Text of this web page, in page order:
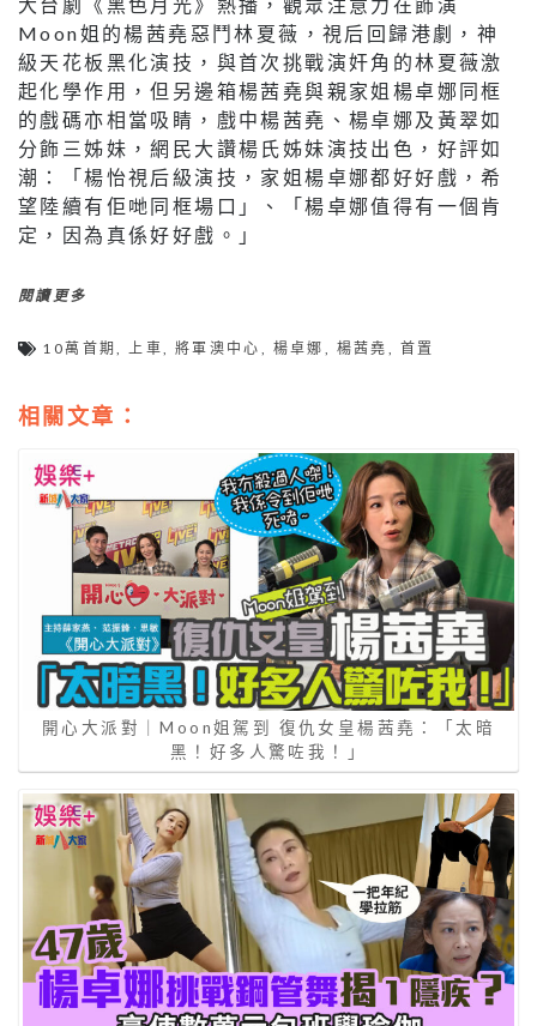
Moon姐的楊茜堯惡鬥林夏薇，視后回歸港劇，神
級天花板黑化演技，與首次挑戰演奸角的林夏薇激
起化學作用，但另邊箱楊茜堯與親家姐楊卓娜同框
的戲碼亦相當吸睛，戲中楊茜堯、楊卓娜及黃翠如
分飾三姊妹，網民大讚楊氏姊妹演技出色，好評如
潮：「楊怡視后級演技，家姐楊卓娜都好好戲，希
望陸續有佢哋同框場口」、「楊卓娜值得有一個肯
定，因為真係好好戲。」
閱讀更多
10萬首期 上車 將軍澳中心 楊卓娜 楊茜堯 首置
相關文章：
開心大派對｜Moon姐駕到 復仇女皇楊茜堯：「太暗
黑！好多人驚咗我！」